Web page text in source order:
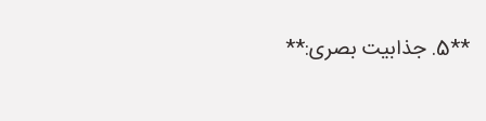
**5. جذابیت بصری:**